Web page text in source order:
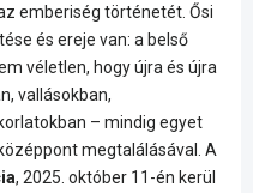
emberiség történetét. Ősi
és ereje van: a belső
véletlen, hogy újra és újra
vallásokban,
– mindig egyet
megtalálásával. A
, 2025. október 11-én kerül